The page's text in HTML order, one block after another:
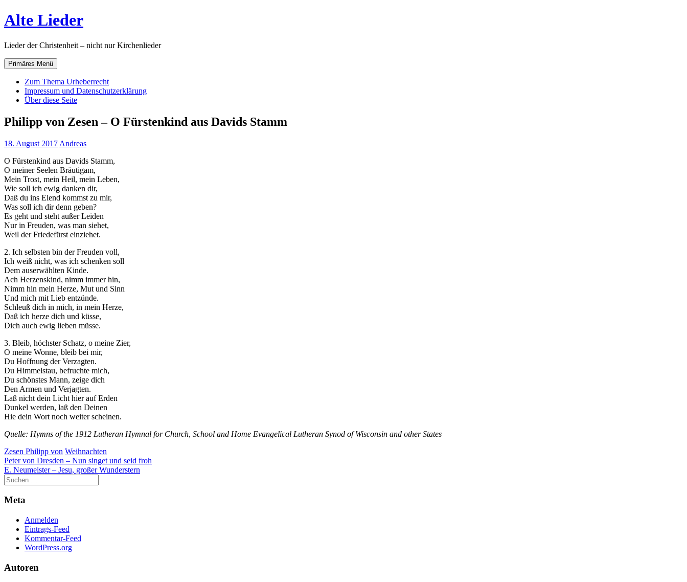
Zum
Inhalt
Alte Lieder
Lieder der Christenheit – nicht nur Kirchenlieder
Primäres Menü
Zum Thema Urheberrecht
Impressum und Datenschutzerklärung
Über diese Seite
Philipp von Zesen – O Fürstenkind aus Davids Stamm
18. August 2017 Andreas
O Fürstenkind aus Davids Stamm,
O meiner Seelen Bräutigam,
Mein Trost, mein Heil, mein Leben,
Wie soll ich ewig danken dir,
Daß du ins Elend kommst zu mir,
Was soll ich dir denn geben?
Es geht und steht außer Leiden
Nur in Freuden, was man siehet,
Weil der Friedefürst einziehet.
2. Ich selbsten bin der Freuden voll,
Ich weiß nicht, was ich schenken soll
Dem auserwählten Kinde.
Ach Herzenskind, nimm immer hin,
Nimm hin mein Herze, Mut und Sinn
Und mich mit Lieb entzünde.
Schleuß dich in mich, in mein Herze,
Daß ich herze dich und küsse,
Dich auch ewig lieben müsse.
3. Bleib, höchster Schatz, o meine Zier,
O meine Wonne, bleib bei mir,
Du Hoffnung der Verzagten.
Du Himmelstau, befruchte mich,
Du schönstes Mann, zeige dich
Den Armen und Verjagten.
Laß nicht dein Licht hier auf Erden
Dunkel werden, laß den Deinen
Hie dein Wort noch weiter scheinen.
Quelle: Hymns of the 1912 Lutheran Hymnal for Church, School and Home Evangelical Lutheran Synod of Wisconsin and other States
Zesen Philipp von Weihnachten
Beitragsnavigation
Peter von Dresden – Nun singet und seid froh
E. Neumeister – Jesu, großer Wunderstern
Meta
Anmelden
Eintrags-Feed
Kommentar-Feed
WordPress.org
Autoren